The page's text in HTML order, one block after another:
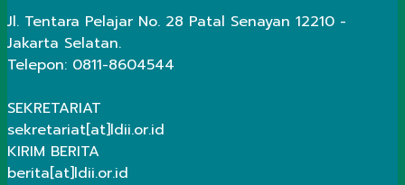
Jl. Tentara Pelajar No. 28 Patal Senayan 12210 -
Jakarta Selatan.
Telepon: 0811-8604544
SEKRETARIAT
sekretariat[at]ldii.or.id
KIRIM BERITA
berita[at]ldii.or.id